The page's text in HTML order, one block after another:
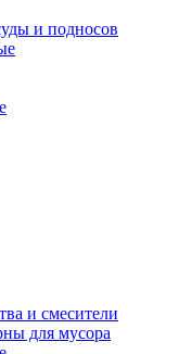
и подносов
и смесители
для мусора